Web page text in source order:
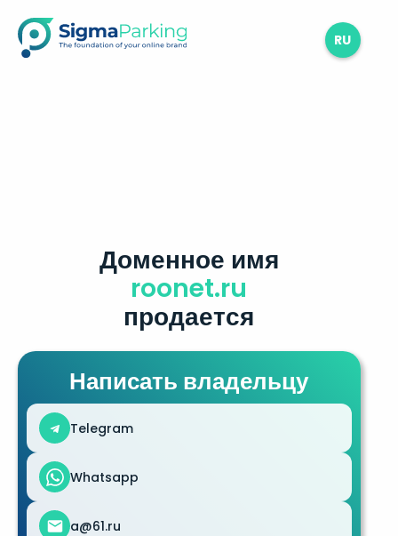
RU
Доменное имя
roonet.ru
продается
Написать владельцу
Telegram
Whatsapp
a@61.ru